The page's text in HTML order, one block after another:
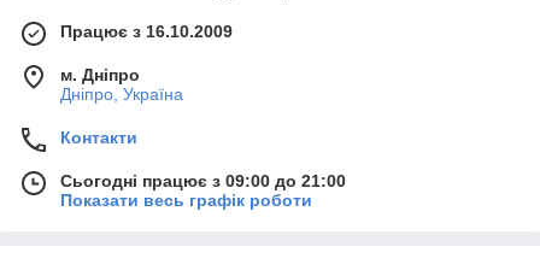
Працює з 16.10.2009
м. Дніпро
Дніпро, Україна
Контакти
Сьогодні працює з 09:00 до 21:00
Показати весь графік роботи